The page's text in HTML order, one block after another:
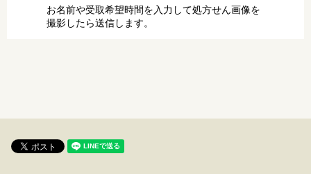
お名前や受取希望時間を入力して処方せん画像を
撮影したら送信します。